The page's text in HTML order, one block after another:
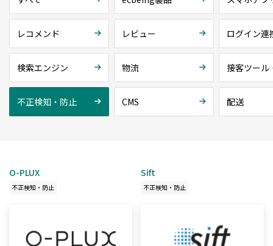
レコメンド レビュー ログイン連
検索エンジン 物流 接客ツール
不正検知・防止 CMS 配送
O-PLUX
不正検知・防止
Sift
不正検知・防止